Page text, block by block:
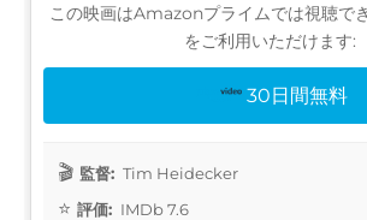
この映画はAmazonプライムでは視聴で
をご利用いただけます:
30日間無料
監督: Tim Heidecker
評価: IMDb 7.6